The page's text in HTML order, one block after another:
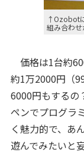
↑Ozobot
組み合わせ
価格は1台約
約1万2000円（
6000円もするの
ペンでプログラ
く魅力的で、あ
遊んでみたいと